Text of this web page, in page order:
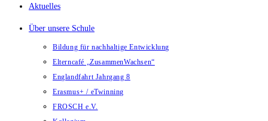
Aktuelles
Über unsere Schule
Bildung für nachhaltige Entwicklung
Elterncafé „ZusammenWachsen“
Englandfahrt Jahrgang 8
Erasmus+ / eTwinning
FROSCH e.V.